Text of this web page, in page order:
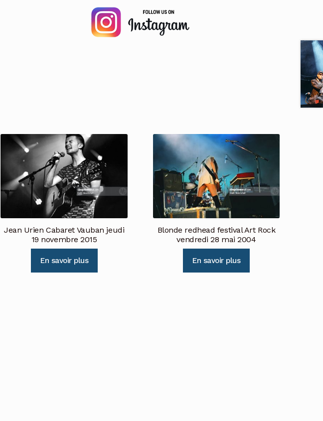
Jean Urien Cabaret Vauban jeudi
19 novembre 2015
En savoir plus
Blonde redhead festival Art Rock
vendredi 28 mai 2004
En savoir plus